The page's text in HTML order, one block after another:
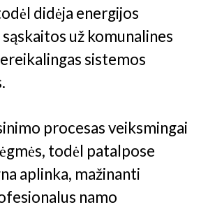
didėja energijos
už komunalines
sistemos
procesas veiksmingai
todėl patalpose
aplinka, mažinanti
namo